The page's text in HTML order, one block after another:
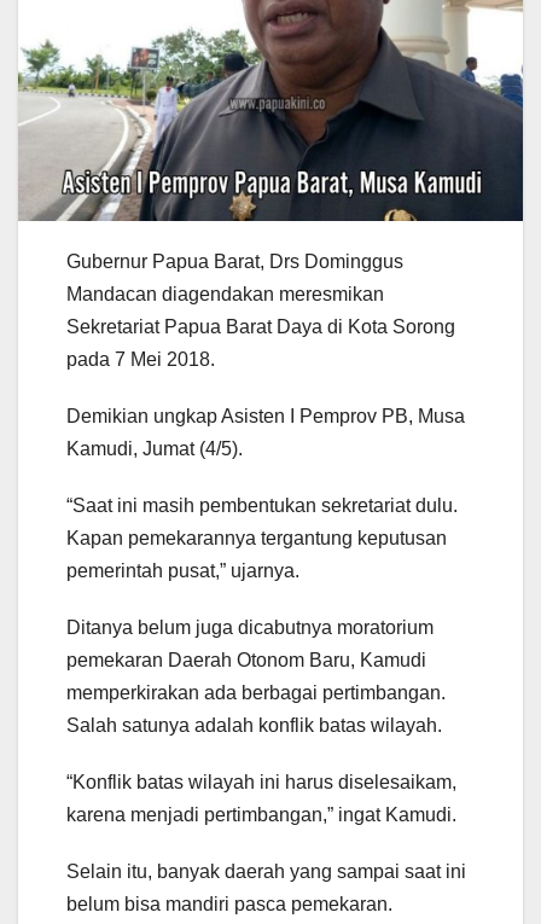
Gubernur Papua Barat, Drs Dominggus
Mandacan diagendakan meresmikan
Sekretariat Papua Barat Daya di Kota Sorong
pada 7 Mei 2018.
Demikian ungkap Asisten I Pemprov PB, Musa
Kamudi, Jumat (4/5).
“Saat ini masih pembentukan sekretariat dulu.
Kapan pemekarannya tergantung keputusan
pemerintah pusat,” ujarnya.
Ditanya belum juga dicabutnya moratorium
pemekaran Daerah Otonom Baru, Kamudi
memperkirakan ada berbagai pertimbangan.
Salah satunya adalah konflik batas wilayah.
“Konflik batas wilayah ini harus diselesaikam,
karena menjadi pertimbangan,” ingat Kamudi.
Selain itu, banyak daerah yang sampai saat ini
belum bisa mandiri pasca pemekaran.